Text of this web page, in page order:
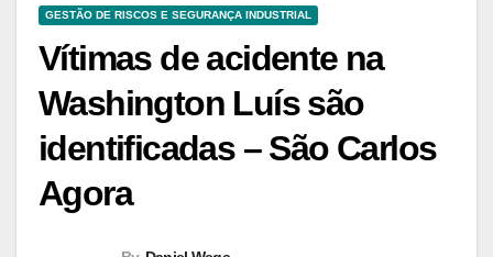
GESTÃO DE RISCOS E SEGURANÇA INDUSTRIAL
Vítimas de acidente na
Washington Luís são
identificadas – São Carlos
Agora